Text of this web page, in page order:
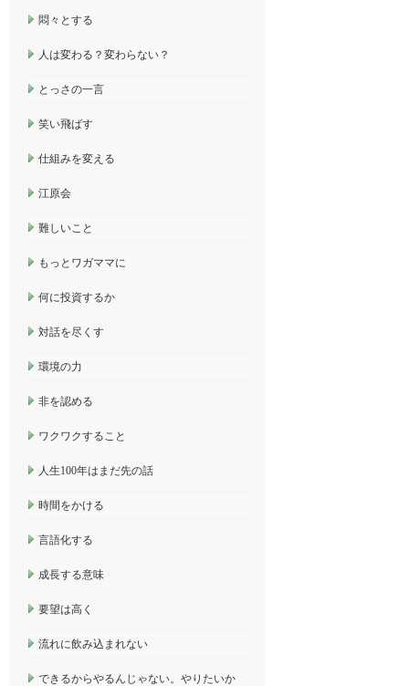
悶々とする
人は変わる？変わらない？
とっさの一言
笑い飛ばす
仕組みを変える
江原会
難しいこと
もっとワガママに
何に投資するか
対話を尽くす
環境の力
非を認める
ワクワクすること
人生100年はまだ先の話
時間をかける
言語化する
成長する意味
要望は高く
流れに飲み込まれない
できるからやるんじゃない。やりたいか